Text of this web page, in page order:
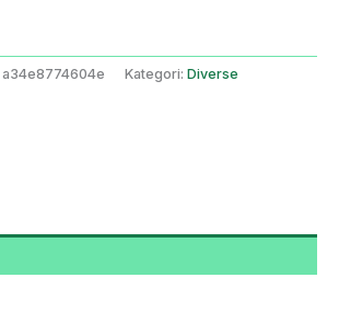
a34e8774604e Kategori: Diverse